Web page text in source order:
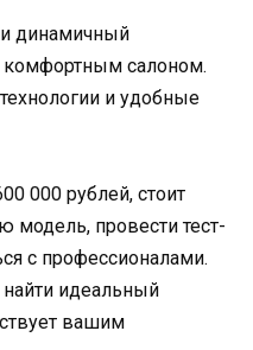
и динамичный
салоном.
и удобные
000 рублей, стоит
модель, провести тест-
с профессионалами.
идеальный
вашим